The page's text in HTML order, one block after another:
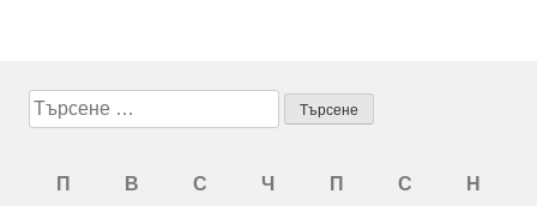
Търсене
за:
П В С Ч П С Н